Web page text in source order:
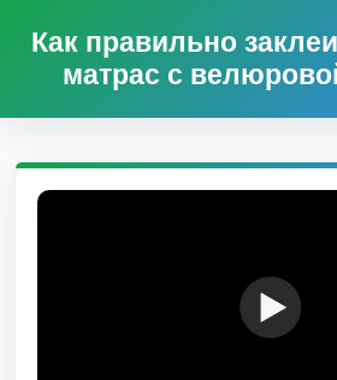
Как правильно
матрас с